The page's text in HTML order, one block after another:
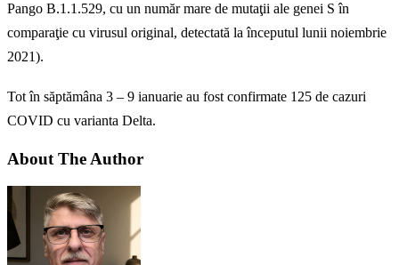
Pango B.1.1.529, cu un număr mare de mutaţii ale genei S în
comparaţie cu virusul original, detectată la începutul lunii noiembrie
2021).
Tot în săptămâna 3 – 9 ianuarie au fost confirmate 125 de cazuri
COVID cu varianta Delta.
About The Author